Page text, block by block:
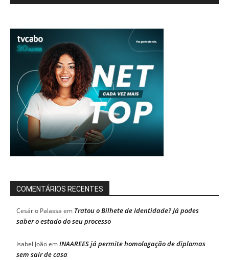
COMENTÁRIOS RECENTES
Cesário Palassa em Tratou o Bilhete de Identidade? Já podes
saber o estado do seu processo
Isabel JoãoemINAAREES já permite homologação de diplomas
sem sair de casa